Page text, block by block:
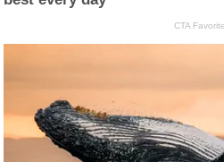
CTA Favorite